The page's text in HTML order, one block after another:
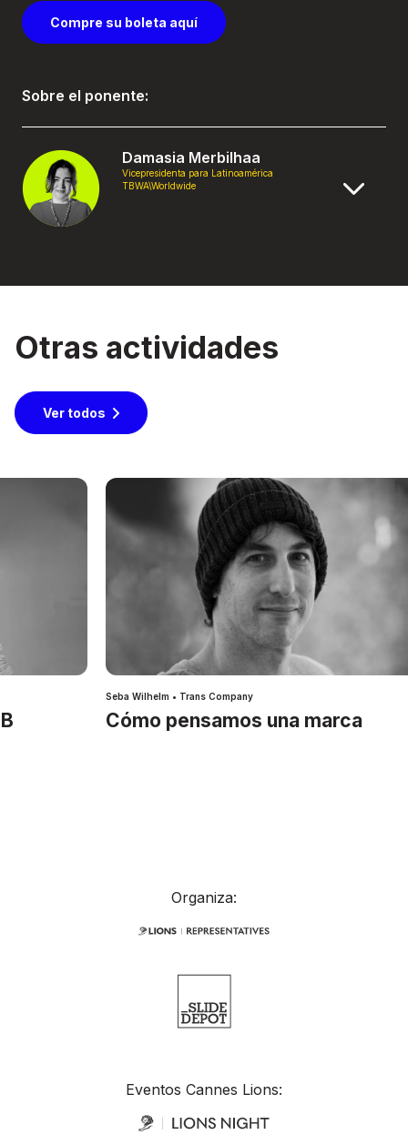
Compre su boleta aquí
Sobre el ponente:
Damasia Merbilhaa
Vicepresidenta para Latinoamérica
TBWA\Worldwide
Otras actividades
Ver todos
Seba Wilhelm • Trans Company
Cómo pensamos una marca
Organiza:
Eventos Cannes Lions: